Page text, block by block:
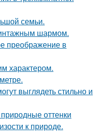
семьи.
шармом.
преображение в
характером.
выглядеть стильно и
оттенки
к природе.